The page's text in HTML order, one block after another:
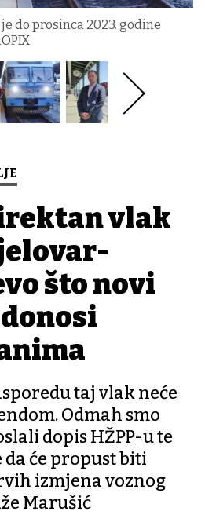
do prosinca 2023. godine
vlak
što novi
taj vlak neće
Odmah smo
dopis HŽPP-u te
će propust biti
izmjena voznog
Marušić